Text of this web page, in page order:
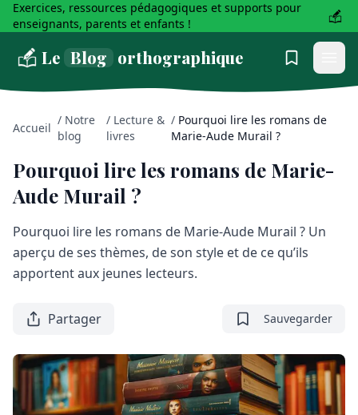
Exercices, ressources pédagogiques et supports pour
enseignants, parents et enfants !
Le Blog orthographique
Accueil
/ Notre
blog
/ Lecture &
livres
/ Pourquoi lire les romans de
Marie-Aude Murail ?
Pourquoi lire les romans de Marie-
Aude Murail ?
Pourquoi lire les romans de Marie-Aude Murail ? Un
aperçu de ses thèmes, de son style et de ce qu’ils
apportent aux jeunes lecteurs.
Partager Sauvegarder